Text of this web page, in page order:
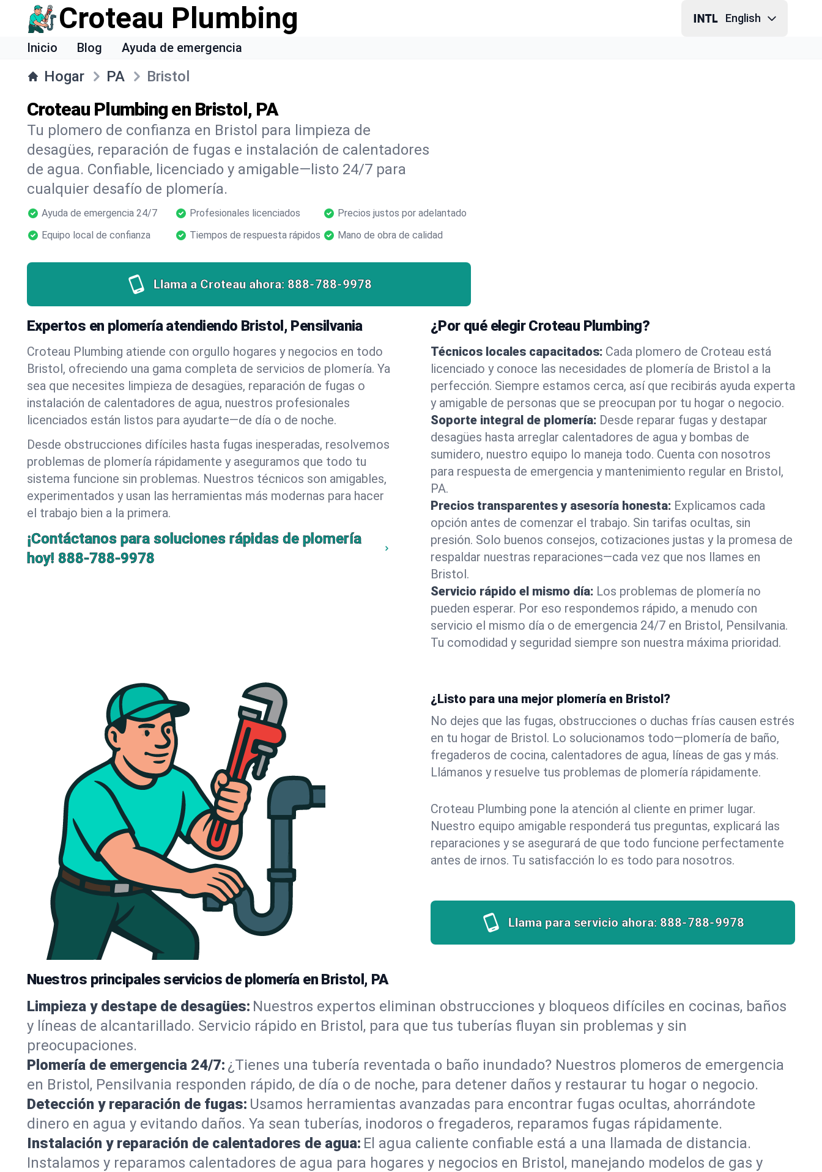
Croteau Plumbing English
Inicio Blog Ayuda de emergencia
Hogar PA Bristol
Croteau Plumbing en Bristol, PA
Tu plomero de confianza en Bristol para limpieza de
desagües, reparación de fugas e instalación de calentadores
de agua. Confiable, licenciado y amigable—listo 24/7 para
cualquier desafío de plomería.
Ayuda de emergencia 24/7 Profesionales licenciados
Precios justos por adelantado
Equipo local de confianza
Tiempos de respuesta rápidos Mano de obra de calidad
Llama a Croteau ahora: 888-788-9978
Expertos en plomería atendiendo Bristol, Pensilvania
Croteau Plumbing atiende con orgullo hogares y negocios en todo
Bristol, ofreciendo una gama completa de servicios de plomería. Ya
sea que necesites limpieza de desagües, reparación de fugas o
instalación de calentadores de agua, nuestros profesionales
licenciados están listos para ayudarte—de día o de noche.
Desde obstrucciones difíciles hasta fugas inesperadas, resolvemos
problemas de plomería rápidamente y aseguramos que todo tu
sistema funcione sin problemas. Nuestros técnicos son amigables,
experimentados y usan las herramientas más modernas para hacer
el trabajo bien a la primera.
¡Contáctanos para soluciones rápidas de plomería
hoy! 888-788-9978
¿Por qué elegir Croteau Plumbing?
Técnicos locales capacitados: Cada plomero de Croteau está
licenciado y conoce las necesidades de plomería de Bristol a la
perfección. Siempre estamos cerca, así que recibirás ayuda experta
y amigable de personas que se preocupan por tu hogar o negocio.
Soporte integral de plomería: Desde reparar fugas y destapar
desagües hasta arreglar calentadores de agua y bombas de
sumidero, nuestro equipo lo maneja todo. Cuenta con nosotros
para respuesta de emergencia y mantenimiento regular en Bristol,
PA.
Precios transparentes y asesoría honesta: Explicamos cada
opción antes de comenzar el trabajo. Sin tarifas ocultas, sin
presión. Solo buenos consejos, cotizaciones justas y la promesa de
respaldar nuestras reparaciones—cada vez que nos llames en
Bristol.
Servicio rápido el mismo día: Los problemas de plomería no
pueden esperar. Por eso respondemos rápido, a menudo con
servicio el mismo día o de emergencia 24/7 en Bristol, Pensilvania.
Tu comodidad y seguridad siempre son nuestra máxima prioridad.
¿Listo para una mejor plomería en Bristol?
No dejes que las fugas, obstrucciones o duchas frías causen estrés
en tu hogar de Bristol. Lo solucionamos todo—plomería de baño,
fregaderos de cocina, calentadores de agua, líneas de gas y más.
Llámanos y resuelve tus problemas de plomería rápidamente.
Croteau Plumbing pone la atención al cliente en primer lugar.
Nuestro equipo amigable responderá tus preguntas, explicará las
reparaciones y se asegurará de que todo funcione perfectamente
antes de irnos. Tu satisfacción lo es todo para nosotros.
Llama para servicio ahora: 888-788-9978
Nuestros principales servicios de plomería en Bristol, PA
Limpieza y destape de desagües: Nuestros expertos eliminan obstrucciones y bloqueos difíciles en cocinas, baños
y líneas de alcantarillado. Servicio rápido en Bristol, para que tus tuberías fluyan sin problemas y sin
preocupaciones.
Plomería de emergencia 24/7: ¿Tienes una tubería reventada o baño inundado? Nuestros plomeros de emergencia
en Bristol, Pensilvania responden rápido, de día o de noche, para detener daños y restaurar tu hogar o negocio.
Detección y reparación de fugas: Usamos herramientas avanzadas para encontrar fugas ocultas, ahorrándote
dinero en agua y evitando daños. Ya sean tuberías, inodoros o fregaderos, reparamos fugas rápidamente.
Instalación y reparación de calentadores de agua: El agua caliente confiable está a una llamada de distancia.
Instalamos y reparamos calentadores de agua para hogares y negocios en Bristol, manejando modelos de gas y